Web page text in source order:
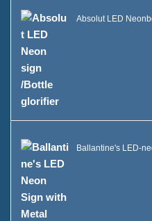
Nieuws
Neem contact met ons op
Absolut LED
Ballantine's LED-